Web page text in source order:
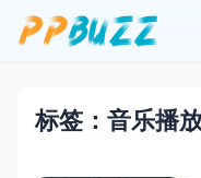
标签：音乐播